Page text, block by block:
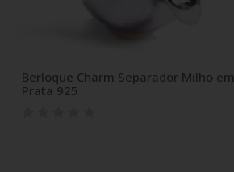
Berloque Charm Separador Milho em
Prata 925